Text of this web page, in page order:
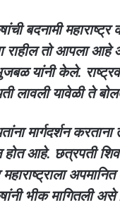
बदनामी
राहील तो आपला आहे
यांनी केले.
लावली यावेळी ते
मार्गदर्शन
होत आहे. छत्रपती
महाराष्ट्राला
भीक मागितली